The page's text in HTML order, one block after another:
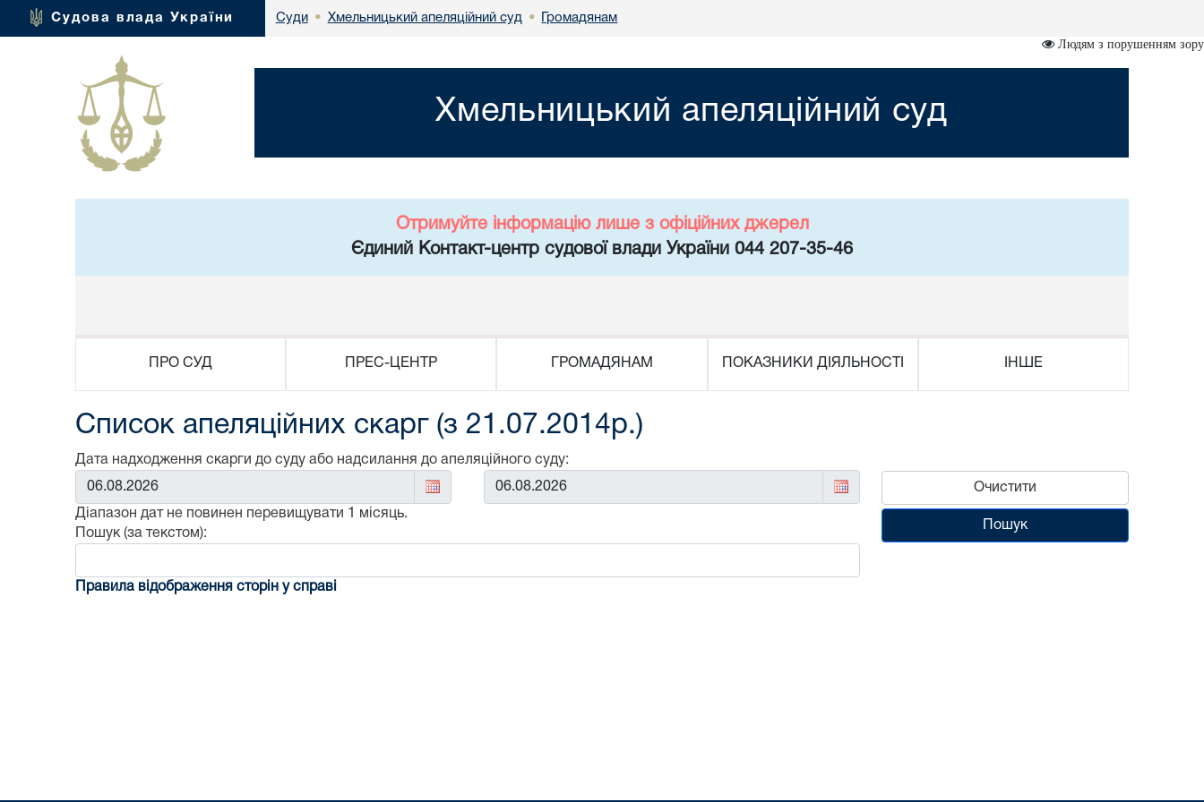
Судова влада України Суди • Хмельницький апеляційний суд • Громадянам
Людям з порушенням зору
Хмельницький апеляційний суд
Отримуйте інформацію лише з офіційних джерел
Єдиний Контакт-центр судової влади України 044 207-35-46
ПРО СУД ПРЕС-ЦЕНТР ГРОМАДЯНАМ ПОКАЗНИКИ ДІЯЛЬНОСТІ ІНШЕ
Список апеляційних скарг (з 21.07.2014р.)
Дата надходження скарги до суду або надсилання до апеляційного суду:
Від:
Діапазон дат не повинен перевищувати 1 місяць.
До:
Пошук (за текстом):
Очистити
Пошук
Правила відображення сторін у справі